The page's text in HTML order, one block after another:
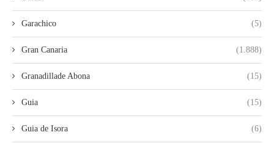
Garachico (5)
Gran Canaria (1.888)
Granadillade Abona (15)
Guia (15)
Guia de Isora (6)